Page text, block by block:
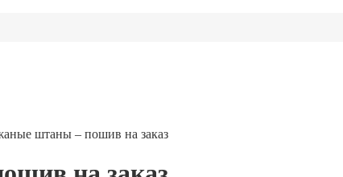
штаны – пошив на заказ